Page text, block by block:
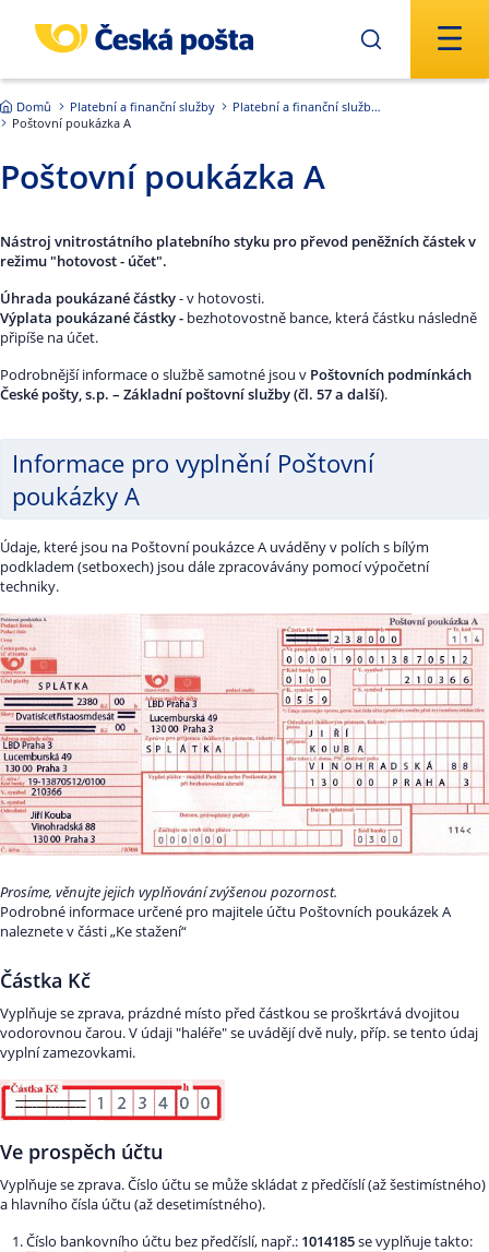
Domů Platební a finanční služby
Platební a finanční služby ČR
Poštovní poukázka A
Poštovní poukázka A
Nástroj vnitrostátního platebního styku pro převod peněžních částek v
režimu "hotovost - účet".
Úhrada poukázané částky- v hotovosti.
Výplata poukázané částky - bezhotovostně bance, která částku následně
připíše na účet.
Podrobnější informace o službě samotné jsou v Poštovních podmínkách
České pošty, s.p. – Základní poštovní služby (čl. 57 a další).
Informace pro vyplnění Poštovní
poukázky A
Údaje, které jsou na Poštovní poukázce A uváděny v polích s bílým
podkladem (setboxech) jsou dále zpracovávány pomocí výpočetní
techniky.
Prosíme, věnujte jejich vyplňování zvýšenou pozornost.
Podrobné informace určené pro majitele účtu Poštovních poukázek A
naleznete v části „Ke stažení“
Částka Kč
Vyplňuje se zprava, prázdné místo před částkou se proškrtává dvojitou
vodorovnou čarou. V údaji "haléře" se uvádějí dvě nuly, příp. se tento údaj
vyplní zamezovkami.
Ve prospěch účtu
Vyplňuje se zprava. Číslo účtu se může skládat z předčíslí (až šestimístného)
a hlavního čísla účtu (až desetimístného).
Číslo bankovního účtu bez předčíslí, např.: 1014185se vyplňuje takto: